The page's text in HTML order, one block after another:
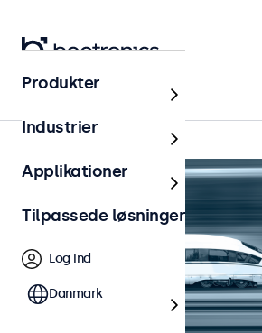
Hjem
Produkter
Industrier
Applikationer
Tilpassede løsninger
Log ind
Danmark